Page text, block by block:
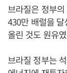
브라질은 정부
430만 배럴을
올린 것도 원유
브라질 정부는